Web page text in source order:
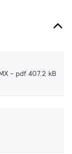
pdf 407.2 kB